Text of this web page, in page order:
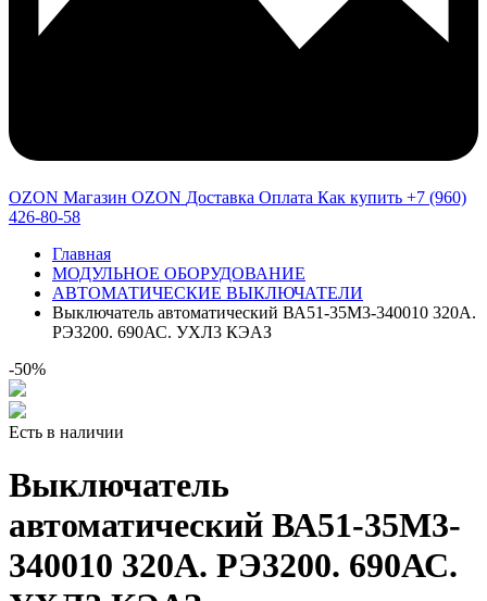
OZON Магазин OZON Доставка Оплата Как купить +7 (960)
426-80-58
Главная
МОДУЛЬНОЕ ОБОРУДОВАНИЕ
АВТОМАТИЧЕСКИЕ ВЫКЛЮЧАТЕЛИ
Выключатель автоматический ВА51-35М3-340010 320А.
РЭ3200. 690АС. УХЛ3 КЭАЗ
-50%
Есть в наличии
Выключатель
автоматический ВА51-35М3-
340010 320А. РЭ3200. 690АС.